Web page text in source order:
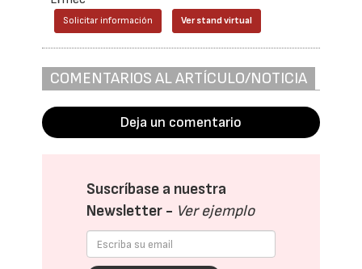
Solicitar información Ver stand virtual
COMENTARIOS AL ARTÍCULO/NOTICIA
Deja un comentario
Suscríbase a nuestra
Newsletter - Ver ejemplo